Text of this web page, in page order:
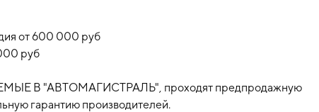
от 600 000 руб
руб
В "АВТОМАГИСТРАЛЬ", проходят предпродажную
гарантию производителей.